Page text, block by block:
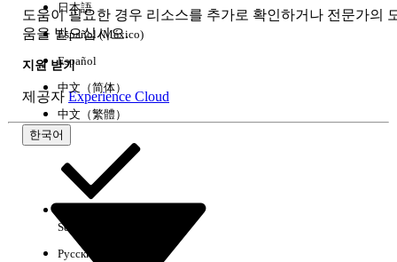
도움이 필요한 경우 리소스를 추가로 확인하거나 전문가의
움을 받으십시오.
지원 받기
제공자 Experience Cloud
한국어
日本語
Español (México)
Español
中文（简体）
中文（繁體）
Select Org
Русский